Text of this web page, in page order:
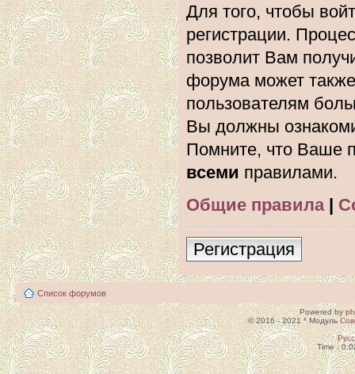
Для того, чтобы
регистрации.
позволит Вам
форума может
пользователям
Вы должны
Помните, что Ваше
всеми правилами.
Общие правила|
Регистрация
Список форумов
Powered by
© 2016 - 2021 * Модуль
Time :